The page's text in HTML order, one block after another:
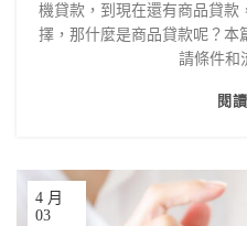
機貸款，到現在還有商品貸款
擇，那什麼是商品貸款呢？本
請條件和
閱
03
4 月